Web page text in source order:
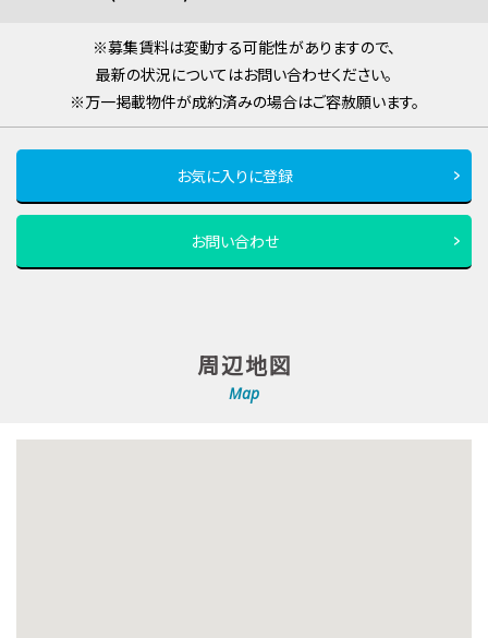
※募集賃料は変動する可能性がありますので、
最新の状況についてはお問い合わせください。
※万一掲載物件が成約済みの場合はご容赦願います。
お気に入りに登録
お問い合わせ
周辺地図
Map